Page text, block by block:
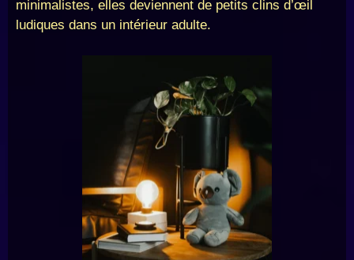
minimalistes, elles deviennent de petits clins d’œil
ludiques dans un intérieur adulte.